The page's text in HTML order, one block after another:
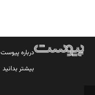
درباره پیوست
بیشتر بدانید